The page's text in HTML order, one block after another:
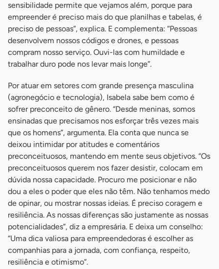
sensibilidade permite que vejamos além, porque para
empreender é preciso mais do que planilhas e tabelas, é
preciso de pessoas”, explica. E complementa: “Pessoas
desenvolvem nossos códigos e drones, e pessoas
compram nosso serviço. Ouvi-las com humildade e
trabalhar duro pode nos levar mais longe”.
Por atuar em setores com grande presença masculina
(agronegócio e tecnologia), Isabela sabe bem como é
sofrer preconceito de gênero. “Desde meninas, somos
ensinadas que precisamos nos esforçar três vezes mais
que os homens”, argumenta. Ela conta que nunca se
deixou intimidar por atitudes e comentários
preconceituosos, mantendo em mente seus objetivos. “Os
preconceituosos querem nos fazer desistir, colocam em
dúvida nossa capacidade. Procuro me posicionar e não
dou a eles o poder que eles não têm. Não tenhamos medo
de opinar, ou mostrar nossas ideias. É preciso coragem e
resiliência. As nossas diferenças são justamente as nossas
potencialidades”, diz a empresária. E deixa um conselho:
“Uma dica valiosa para empreendedoras é escolher as
companhias para a jornada, com confiança, respeito,
resiliência e otimismo”.